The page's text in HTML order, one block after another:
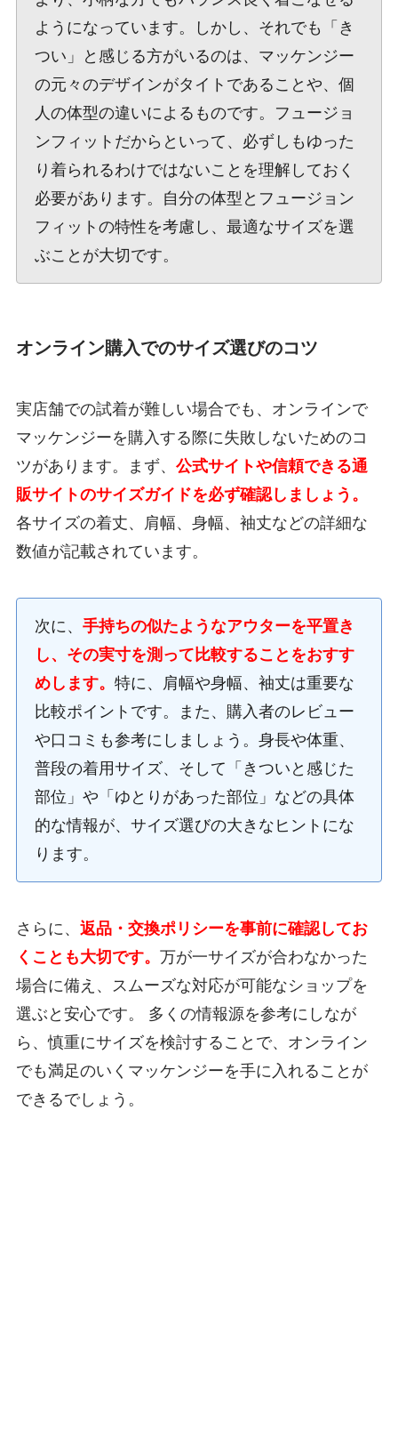
ようになっています。しかし、それでも「き
つい」と感じる方がいるのは、マッケンジー
の元々のデザインがタイトであることや、個
人の体型の違いによるものです。フュージョ
ンフィットだからといって、必ずしもゆった
り着られるわけではないことを理解しておく
必要があります。自分の体型とフュージョン
フィットの特性を考慮し、最適なサイズを選
ぶことが大切です。
オンライン購入でのサイズ選びのコツ
実店舗での試着が難しい場合でも、オンラインで
マッケンジーを購入する際に失敗しないためのコ
ツがあります。まず、 公式サイトや信頼できる通
販サイトのサイズガイドを必ず確認しましょう。
各サイズの着丈、肩幅、身幅、袖丈などの詳細な
数値が記載されています。
次に、 手持ちの似たようなアウターを平置き
し、その実寸を測って比較することをおすす
めします。 特に、肩幅や身幅、袖丈は重要な
比較ポイントです。また、購入者のレビュー
や口コミも参考にしましょう。身長や体重、
普段の着用サイズ、そして「きついと感じた
部位」や「ゆとりがあった部位」などの具体
的な情報が、サイズ選びの大きなヒントにな
ります。
さらに、 返品・交換ポリシーを事前に確認してお
くことも大切です。 万が一サイズが合わなかった
場合に備え、スムーズな対応が可能なショップを
選ぶと安心です。 多くの情報源を参考にしなが
ら、慎重にサイズを検討することで、オンライン
でも満足のいくマッケンジーを手に入れることが
できるでしょう。